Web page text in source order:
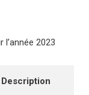
2023
Description